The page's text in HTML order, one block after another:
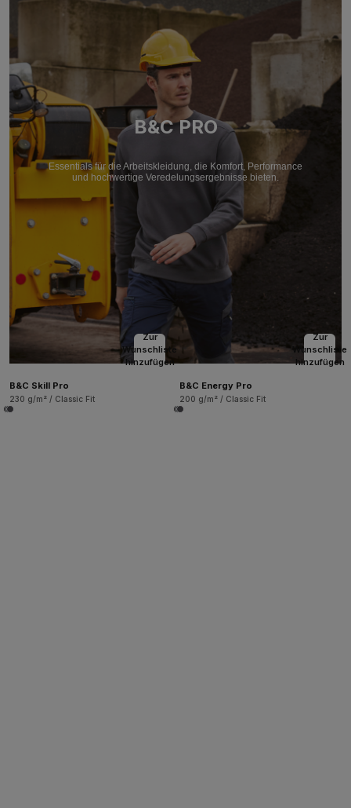
B&C PRO
Essentials für die Arbeitskleidung, die Komfort, Performance
und hochwertige Veredelungsergebnisse bieten.
Zur
Wunschliste
hinzufügen
B&C Skill Pro
230 g/m² / Classic Fit
Zur
Wunschliste
hinzufügen
B&C Energy Pro
200 g/m² / Classic Fit